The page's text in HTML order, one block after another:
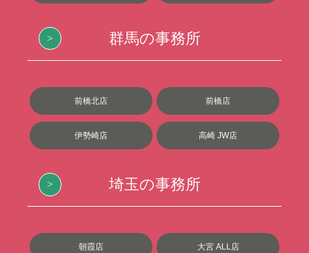
群馬の事務所
前橋北店 前橋店
伊勢崎店 高崎 JW店
埼玉の事務所
朝霞店 大宮 ALL店